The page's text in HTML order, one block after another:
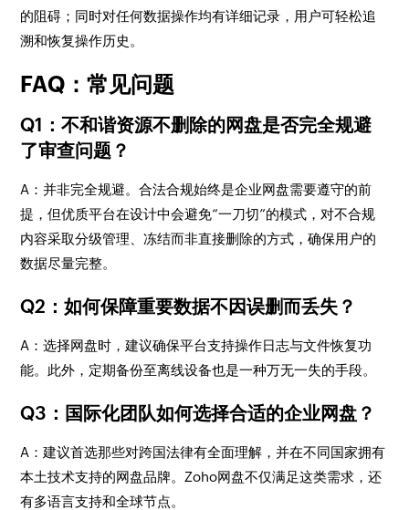
的阻碍；同时对任何数据操作均有详细记录，用户可轻松追
溯和恢复操作历史。
FAQ：常见问题
Q1：不和谐资源不删除的网盘是否完全规避
了审查问题？
A：并非完全规避。合法合规始终是企业网盘需要遵守的前
提，但优质平台在设计中会避免“一刀切”的模式，对不合规
内容采取分级管理、冻结而非直接删除的方式，确保用户的
数据尽量完整。
Q2：如何保障重要数据不因误删而丢失？
A：选择网盘时，建议确保平台支持操作日志与文件恢复功
能。此外，定期备份至离线设备也是一种万无一失的手段。
Q3：国际化团队如何选择合适的企业网盘？
A：建议首选那些对跨国法律有全面理解，并在不同国家拥有
本土技术支持的网盘品牌。Zoho网盘不仅满足这类需求，还
有多语言支持和全球节点。